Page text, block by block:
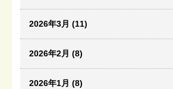
2026年3月 (11)
2026年2月 (8)
2026年1月 (8)